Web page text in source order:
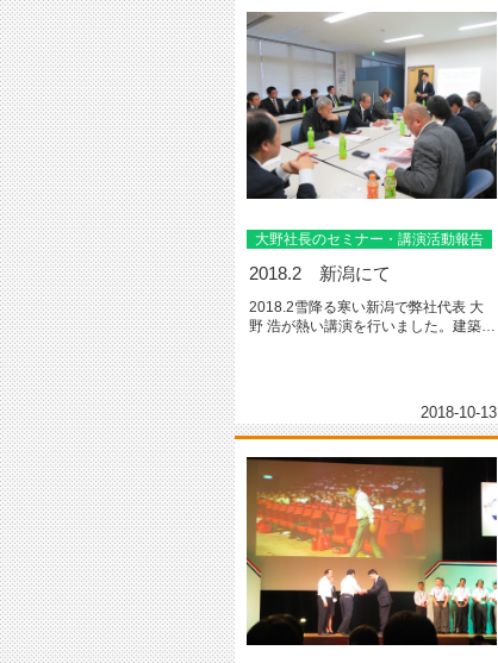
大野社長のセミナー・講演活動報告
2018.2 新潟にて
2018.2雪降る寒い新潟で弊社代表 大
野 浩が熱い講演を行いました。建築業
2018-10-13